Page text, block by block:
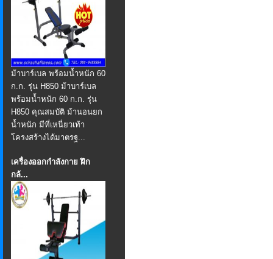
ม้าบาร์เบล พร้อมน้ำหนัก 60
ก.ก. รุ่น H850 ม้าบาร์เบล
พร้อมน้ำหนัก 60 ก.ก. รุ่น
H850 คุณสมบัติ ม้านอนยก
น้ำหนัก มีที่เหนี่ยวเท้า
โครงสร้างได้มาตรฐ...
เครื่องออกกำลังกาย ฝึก
กล้...